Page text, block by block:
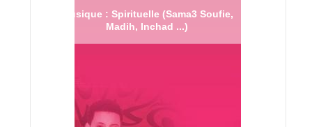
Musique : Spirituelle (Sama3 Soufie,
Madih, Inchad ...)